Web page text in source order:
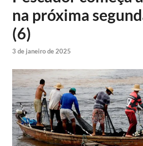
na próxima
(6)
3 de janeiro de 2025